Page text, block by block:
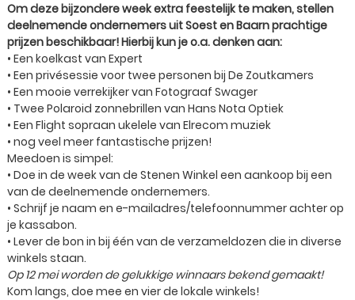
Om deze bijzondere week extra feestelijk te maken, stellen
deelnemende ondernemers uit Soest en Baarn prachtige
prijzen beschikbaar! Hierbij kun je o.a. denken aan:
• Een koelkast van Expert
• Een privésessie voor twee personen bij De Zoutkamers
• Een mooie verrekijker van Fotograaf Swager
• Twee Polaroid zonnebrillen van Hans Nota Optiek
• Een Flight sopraan ukelele van Elrecom muziek
• nog veel meer fantastische prijzen!
Meedoen is simpel:
• Doe in de week van de Stenen Winkel een aankoop bij een
van de deelnemende ondernemers.
• Schrijf je naam en e-mailadres/telefoonnummer achter op
je kassabon.
• Lever de bon in bij één van de verzameldozen die in diverse
winkels staan.
Op 12 mei worden de gelukkige winnaars bekend gemaakt!
Kom langs, doe mee en vier de lokale winkels!